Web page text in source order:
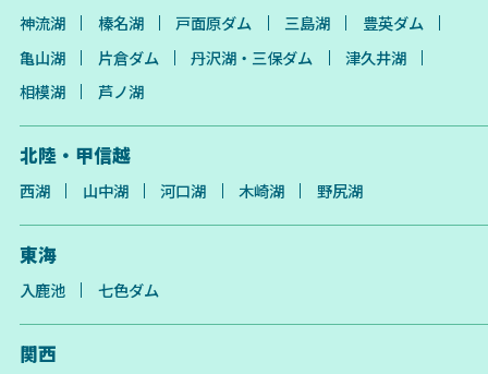
神流湖
榛名湖 戸面原ダム 三島湖
豊英ダム
亀山湖
片倉ダム 丹沢湖・三保ダム
津久井湖
相模湖
芦ノ湖
北陸・甲信越
西湖 山中湖 河口湖 木崎湖 野尻湖
東海
入鹿池 七色ダム
関西